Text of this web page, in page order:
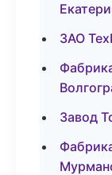
ЗАО
Завод